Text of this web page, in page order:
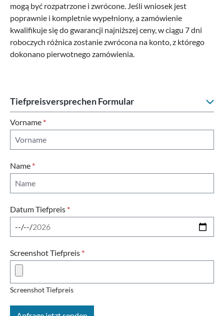
mogą być rozpatrzone i zwrócone. Jeśli wniosek jest
poprawnie i kompletnie wypełniony, a zamówienie
kwalifikuje się do gwarancji najniższej ceny, w ciągu 7 dni
roboczych różnica zostanie zwrócona na konto, z którego
dokonano pierwotnego zamówienia.
Tiefpreisversprechen Formular
Vorname *
Name *
Datum Tiefpreis *
Screenshot Tiefpreis *
Screenshot Tiefpreis